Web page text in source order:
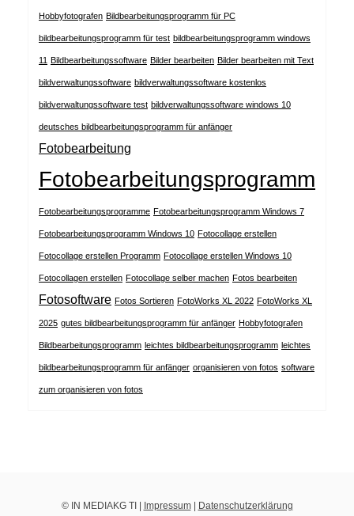
Hobbyfotografen Bildbearbeitungsprogramm für PC
bildbearbeitungsprogramm für test bildbearbeitungsprogramm windows
11 Bildbearbeitungssoftware Bilder bearbeiten Bilder bearbeiten mit Text
bildverwaltungssoftware bildverwaltungssoftware kostenlos
bildverwaltungssoftware test bildverwaltungssoftware windows 10
deutsches bildbearbeitungsprogramm für anfänger
Fotobearbeitung
Fotobearbeitungsprogramm
Fotobearbeitungsprogramme Fotobearbeitungsprogramm Windows 7
Fotobearbeitungsprogramm Windows 10 Fotocollage erstellen
Fotocollage erstellen Programm Fotocollage erstellen Windows 10
Fotocollagen erstellen Fotocollage selber machen Fotos bearbeiten
Fotosoftware Fotos Sortieren FotoWorks XL 2022 FotoWorks XL
2025 gutes bildbearbeitungsprogramm für anfänger Hobbyfotografen
Bildbearbeitungsprogramm leichtes bildbearbeitungsprogramm leichtes
bildbearbeitungsprogramm für anfänger organisieren von fotos software
zum organisieren von fotos
© IN MEDIAKG TI | Impressum| Datenschutzerklärung